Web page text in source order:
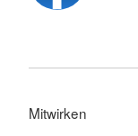
Mitwirken